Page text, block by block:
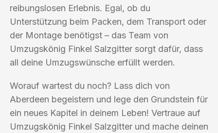
reibungslosen Erlebnis. Egal, ob du
Unterstützung beim Packen, dem Transport oder
der Montage benötigst – das Team von
Umzugskönig Finkel Salzgitter sorgt dafür, dass
all deine Umzugswünsche erfüllt werden.
Worauf wartest du noch? Lass dich von
Aberdeen begeistern und lege den Grundstein für
ein neues Kapitel in deinem Leben! Vertraue auf
Umzugskönig Finkel Salzgitter und mache deinen